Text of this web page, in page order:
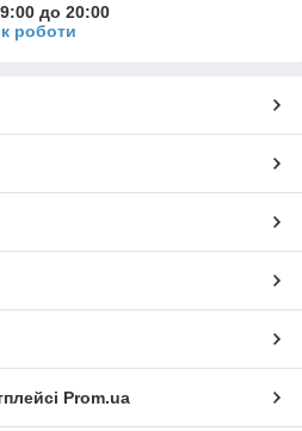
до 20:00
роботи
Prom.ua